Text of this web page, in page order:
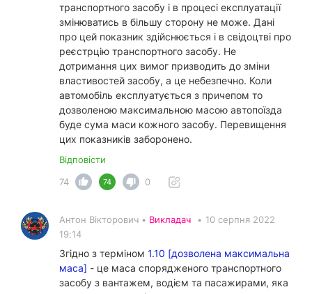
транспортного засобу і в процесі експлуатації
змінюватись в більшу сторону не може. Дані
про цей показник здійснюється і в свідоцтві про
реєстрцію транспортного засобу. Не
дотримання цих вимог призводить до зміни
властивостей засобу, а це небезпечно. Коли
автомобіль експлуатується з причепом то
дозволеною максимальною масою автопоїзда
буде сума маси кожного засобу. Перевищення
цих показників заборонено.
Відповісти
74
74 0
Антон Вікторович • Викладач • 10 серпня 2022
19:14
Згідно з терміном 1.10 [дозволена максимальна
маса] - це маса спорядженого транспортного
засобу з вантажем, водієм та пасажирами, яка